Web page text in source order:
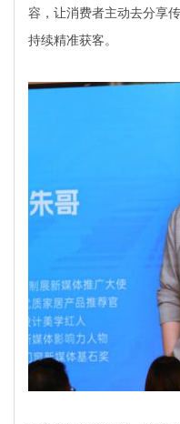
容，让消费者主动去分享
持续精准获客。